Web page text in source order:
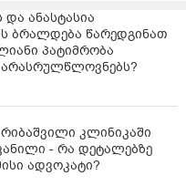
საარჩევნო
რომლის ლიდერები
პენიტენციურ
და ანასტასია
ბრალდება წარედგინათ
პატიმრობა
არასრულწლოვნებს?
კლინიკაში
- რა დეტალებზე
ადვოკატი?